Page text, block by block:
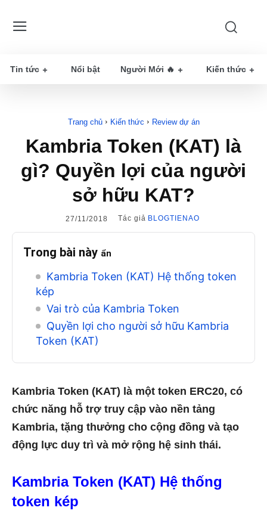
Tin tức Nổi bật Người Mới 🔥 Kiến thức
Trang chủ Kiến thức Review dự án
Kambria Token (KAT) là
gì? Quyền lợi của người
sở hữu KAT?
27/11/2018 Tác giả BLOGTIENAO
Trong bài này ẩn
Kambria Token (KAT) Hệ thống token
kép
Vai trò của Kambria Token
Quyền lợi cho người sở hữu Kambria
Token (KAT)
Kambria Token (KAT) là một token ERC20, có
chức năng hỗ trợ truy cập vào nền tảng
Kambria, tặng thưởng cho cộng đồng và tạo
động lực duy trì và mở rộng hệ sinh thái.
Kambria Token (KAT) Hệ thống
token kép